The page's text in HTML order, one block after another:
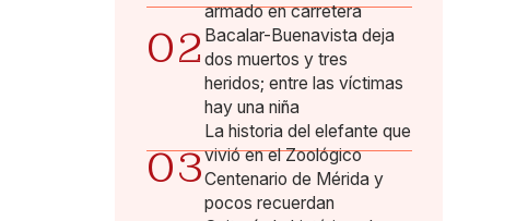
02
armado en carretera
Bacalar-Buenavista deja
dos muertos y tres
heridos; entre las víctimas
hay una niña
03
La historia del elefante que
vivió en el Zoológico
Centenario de Mérida y
pocos recuerdan